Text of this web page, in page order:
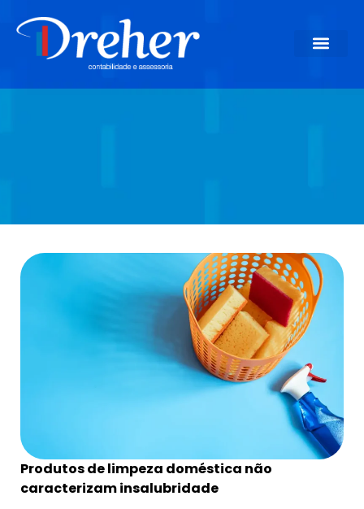
Produtos de limpeza doméstica não
caracterizam insalubridade